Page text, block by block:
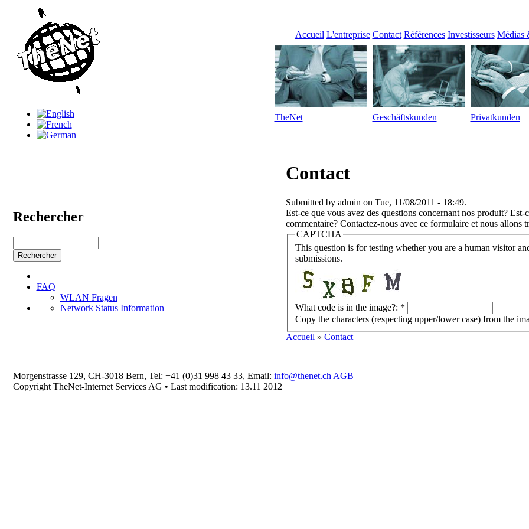
Accueil L'entreprise Contact Références Investisseurs Médias
TheNet Geschäftskunden Privatkunden
Rechercher
FAQ
WLAN Fragen
Network Status Information
Contact
Submitted by admin on Tue, 11/08/2011 - 18:49.
Est-ce que vous avez des questions concernant nos produit? Est-
commentaire? Contactez-nous avec ce formulaire et nous allons
CAPTCHA
This question is for testing whether you are a human visitor
submissions.
What code is in the image?: *
Copy the characters (respecting upper/lower case) from the
Accueil» Contact
Morgenstrasse 129, CH-3018 Bern, Tel: +41 (0)31 998 43 33, Email: info@thenet.ch AGB
Copyright TheNet-Internet Services AG • Last modification: 13.11 2012